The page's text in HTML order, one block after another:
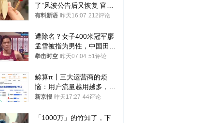
了”风波公告后又恢复 官媒
曾力挺：劝华为要大度的，
有料新语 昨天16:07 212评论
遭除名？女子400米冠军廖
孟雪被指为男性，中国田协
默不作声
拳击时空 昨天07:04 51评论
鲸算π丨三大运营商的烦
恼：用户流量越用越多，收
入却越来越少
新京报 昨天17:27 44评论
「1000万」的竹知了，下